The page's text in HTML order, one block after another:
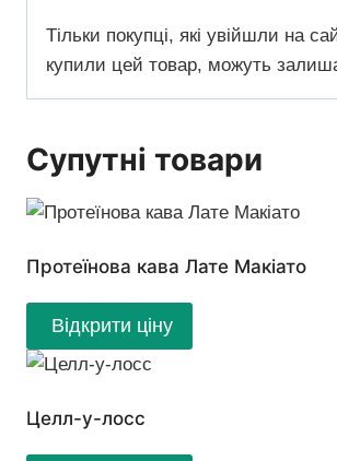
Тільки покупці, які увійшли на
купили цей товар, можуть
Супутні товари
Протеїнова кава Лате Макіато
Відкрити ціну
Целл-у-лосс